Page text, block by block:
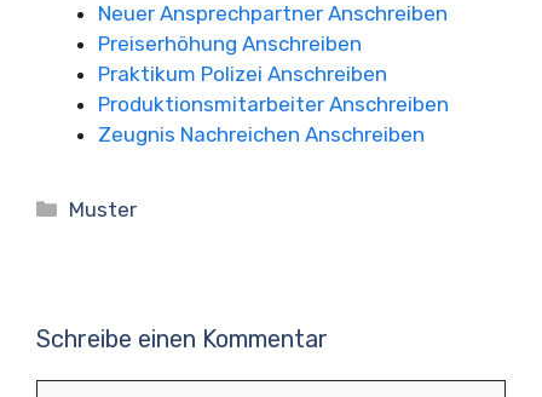
Neuer Ansprechpartner Anschreiben
Preiserhöhung Anschreiben
Praktikum Polizei Anschreiben
Produktionsmitarbeiter Anschreiben
Zeugnis Nachreichen Anschreiben
Kategorien
Muster
Schreibe einen Kommentar